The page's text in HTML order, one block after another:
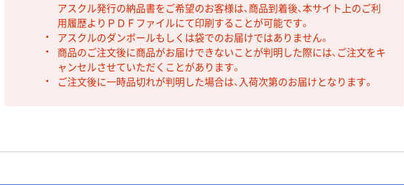
アスクル発行の納品書をご希望のお客様は、商品到着後、本サイト上のご利
用履歴よりＰＤＦファイルにて印刷することが可能です。
アスクルのダンボールもしくは袋でのお届けではありません。
商品のご注文後に商品がお届けできないことが判明した際には、ご注文をキ
ャンセルさせていただくことがあります。
ご注文後に一時品切れが判明した場合は、入荷次第のお届けとなります。